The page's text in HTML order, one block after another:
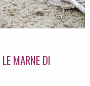
MARNE DI